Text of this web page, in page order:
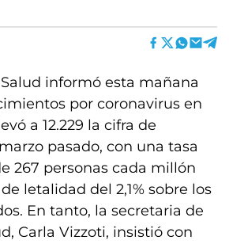
informó esta mañana
por coronavirus en
a 12.229 la cifra de
pasado, con una tasa
267 personas cada millón
letalidad del 2,1% sobre los
En tanto, la secretaria de
Carla Vizzoti, insistió con